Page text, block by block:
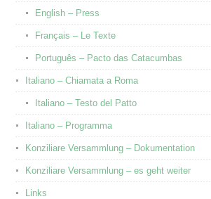
English – Press
Français – Le Texte
Português – Pacto das Catacumbas
Italiano – Chiamata a Roma
Italiano – Testo del Patto
Italiano – Programma
Konziliare Versammlung – Dokumentation
Konziliare Versammlung – es geht weiter
Links